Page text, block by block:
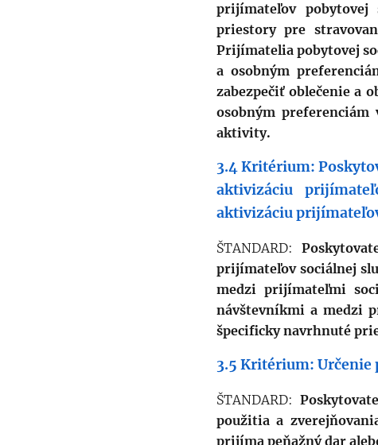
prijímateľov pobytovej
priestory pre
Prijímatelia pobytovej
a osobným
zabezpečiť oblečenie a
osobným
aktivity.
3.4 Kritérium:
aktivizáciu
aktivizáciu
ŠTANDARD:
prijímateľov sociálnej
medzi prijímateľmi
návštevníkmi a medzi
špecificky navrhnuté
3.5 Kritérium:
ŠTANDARD:
použitia a
prijíma peňažný dar